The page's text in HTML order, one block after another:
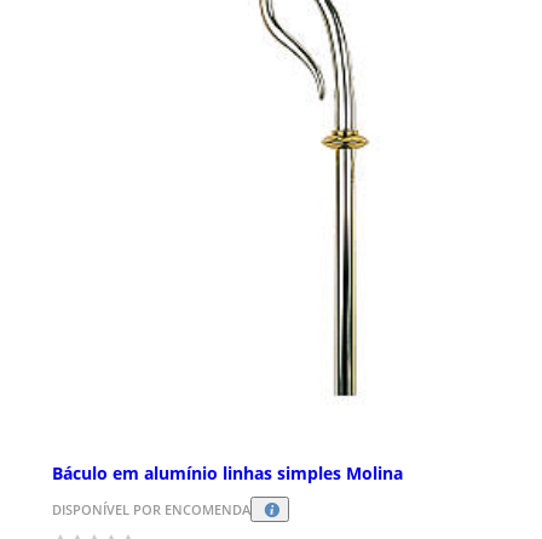
Báculo em alumínio linhas simples Molina
DISPONÍVEL POR ENCOMENDA